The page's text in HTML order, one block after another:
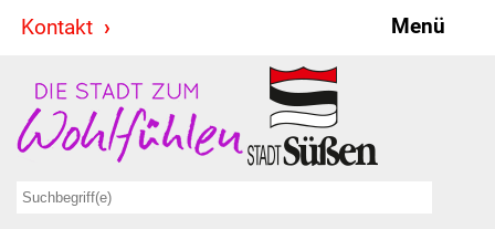
Kontakt Menü
Stadt & Politik
Bürgermeister